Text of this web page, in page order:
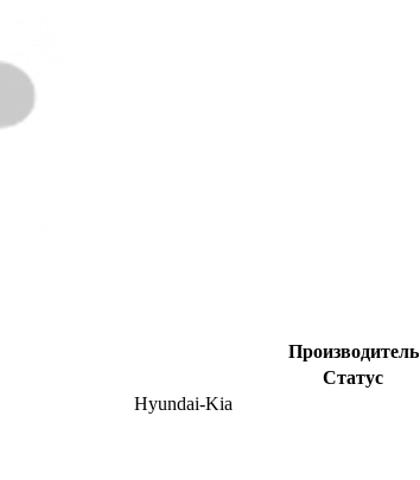
Производитель
Статус
Hyundai-Kia